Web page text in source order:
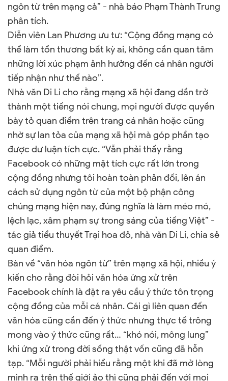
ngôn từ trên mạng cả” - nhà báo Phạm Thành Trung
phân tích.
Diễn viên Lan Phương ưu tư: “Cộng đồng mạng có
thể làm tổn thương bất kỳ ai, không cần quan tâm
những lời xúc phạm ảnh hưởng đến cá nhân người
tiếp nhận như thế nào”.
Nhà văn Di Li cho rằng mạng xã hội đang dần trở
thành một tiếng nói chung, mọi người được quyền
bày tỏ quan điểm trên trang cá nhân hoặc cũng
nhờ sự lan tỏa của mạng xã hội mà góp phần tạo
được dư luận tích cực. “Vẫn phải thấy rằng
Facebook có những mặt tích cực rất lớn trong
cộng đồng nhưng tôi hoàn toàn phản đối, lên án
cách sử dụng ngôn từ của một bộ phận công
chúng mạng hiện nay, đúng nghĩa là làm méo mó,
lệch lạc, xâm phạm sự trong sáng của tiếng Việt” -
tác giả tiểu thuyết Trại hoa đỏ, nhà văn Di Li, chia sẻ
quan điểm.
Bàn về “văn hóa ngôn từ” trên mạng xã hội, nhiều ý
kiến cho rằng đòi hỏi văn hóa ứng xử trên
Facebook chính là đặt ra yêu cầu ý thức tôn trọng
cộng đồng của mỗi cá nhân. Cái gì liên quan đến
văn hóa cũng cần đến ý thức nhưng thực tế trông
mong vào ý thức cũng rất… “khó nói, mông lung”
khi ứng xử trong đời sống thật vốn cũng đã hỗn
tạp. “Mỗi người phải hiểu rằng một khi đã mở lòng
mình ra trên thế giới ảo thì cũng phải đến với mọi